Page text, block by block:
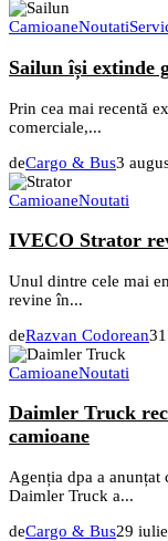
CamioaneNoutati
Sailun își extinde
Prin cea mai recentă
comerciale,...
deCargo & Bus3
CamioaneNoutati
IVECO Strator
Unul dintre cele mai
revine în...
deRazvan Codorean
CamioaneNoutati
Daimler Truck
camioane
Agenția dpa a
Daimler Truck a...
deCargo & Bus29